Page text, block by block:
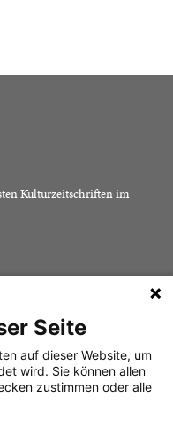
Kulturzeitschriften im
Impressum
Datenschutz
Mediadaten
Seite
auf dieser Website, um
wird. Sie können allen
zustimmen oder alle